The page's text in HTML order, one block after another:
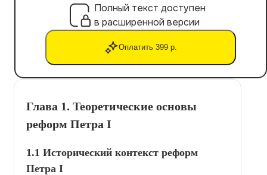
Полный текст доступен
в расширенной версии
Оплатить 399 р.
Глава 1. Теоретические основы
реформ Петра I
1.1 Исторический контекст реформ
Петра I